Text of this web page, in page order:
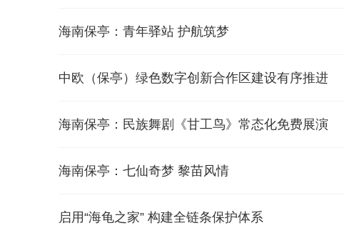
海南保亭：青年驿站 护航筑梦
中欧（保亭）绿色数字创新合作区建设有序推进
海南保亭：民族舞剧《甘工鸟》常态化免费展演
海南保亭：七仙奇梦 黎苗风情
启用“海龟之家” 构建全链条保护体系